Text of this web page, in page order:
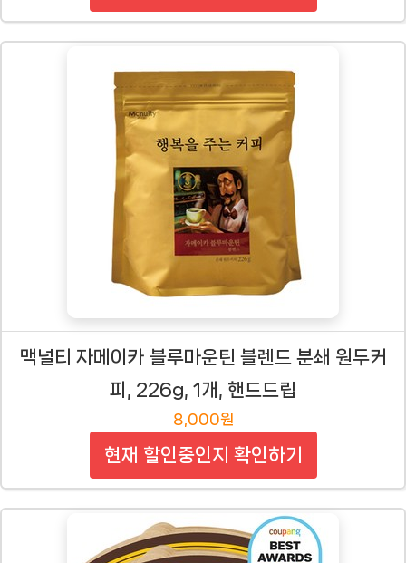
맥널티 자메이카 블루마운틴 블렌드 분쇄 원두커
피, 226g, 1개, 핸드드립
8,000원
현재 할인중인지 확인하기